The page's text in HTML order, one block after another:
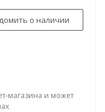
о наличии
магазина и может